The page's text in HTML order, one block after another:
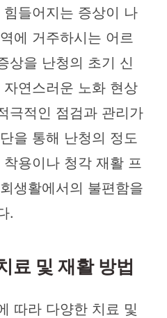
들어지는 증상이 나
에 거주하시는 어르
상을 난청의 초기 신
연스러운 노화 현상
극적인 점검과 관리가
을 통해 난청의 정도
용이나 청각 재활 프
생활에서의 불편함을
.
료 및 재활 방법
따라 다양한 치료 및